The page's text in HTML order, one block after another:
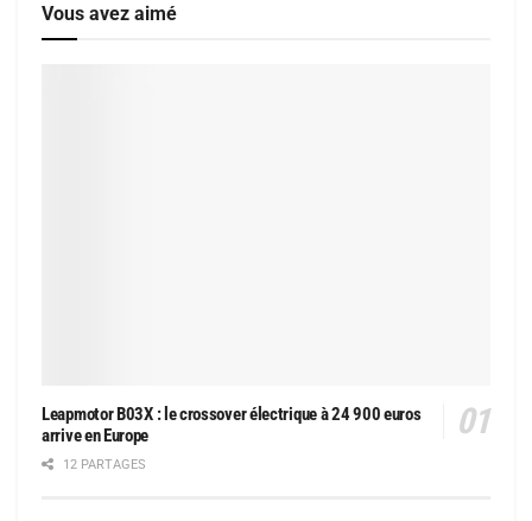
Vous avez aimé
Leapmotor B03X : le crossover électrique à 24 900 euros
arrive en Europe
12 PARTAGES